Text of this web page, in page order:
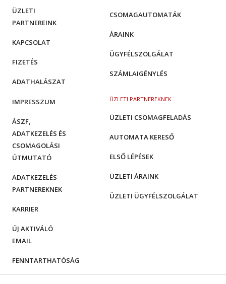
CSOMAGAUTOMATÁK
ÁRAINK
ÜGYFÉLSZOLGÁLAT
SZÁMLAIGÉNYLÉS
ÜZLETI PARTNEREKNEK
ÜZLETI CSOMAGFELADÁS
AUTOMATA KERESŐ
ELSŐ LÉPÉSEK
ÜZLETI ÁRAINK
ÜZLETI ÜGYFÉLSZOLGÁLAT
ÜZLETI
PARTNEREINK
KAPCSOLAT
FIZETÉS
ADATHALÁSZAT
IMPRESSZUM
ÁSZF,
ADATKEZELÉS ÉS
CSOMAGOLÁSI
ÚTMUTATÓ
ADATKEZELÉS
PARTNEREKNEK
KARRIER
ÚJ AKTIVÁLÓ
EMAIL
FENNTARTHATÓSÁG